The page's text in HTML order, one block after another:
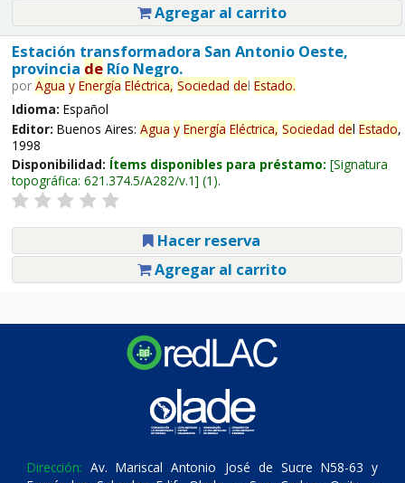
Agregar al carrito
Estación transformadora San Antonio Oeste,
provincia deRío Negro.
por Agua y Energía Eléctrica, Sociedad del Estado.
Idioma: Español
Editor: Buenos Aires: Agua y Energía Eléctrica, Sociedad del Estado,
1998
Disponibilidad: Ítems disponibles para préstamo: Signatura
topográfica: 621.374.5/A282/v.1 (1).
Hacer reserva
Agregar al carrito
Dirección: Av. Mariscal Antonio José de Sucre N58-63 y